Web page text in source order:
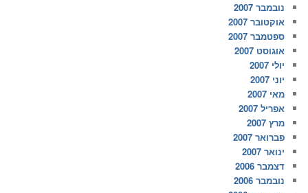
נובמבר 2007
אוקטובר 2007
ספטמבר 2007
אוגוסט 2007
יולי 2007
יוני 2007
מאי 2007
אפריל 2007
מרץ 2007
פברואר 2007
ינואר 2007
דצמבר 2006
נובמבר 2006